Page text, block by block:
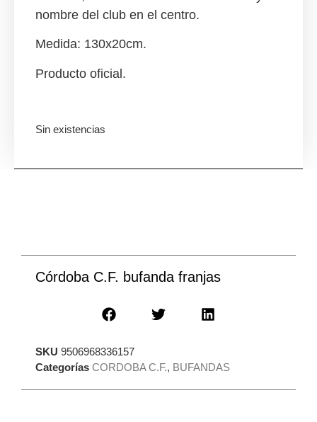
nombre del club en el centro.
Medida: 130x20cm.
Producto oficial.
Sin existencias
Córdoba C.F. bufanda franjas
SKU 9506968336157
Categorías CORDOBA C.F., BUFANDAS